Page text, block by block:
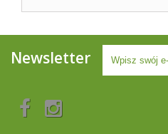
Newsletter